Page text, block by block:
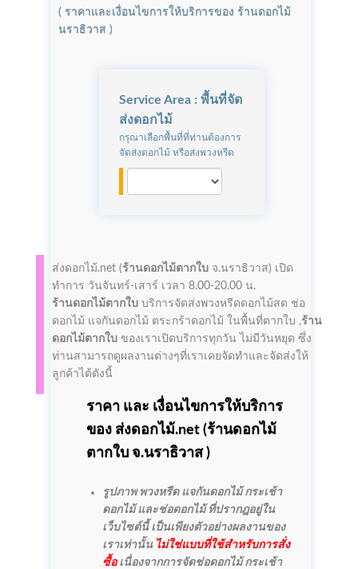
( ราคาและเงื่อนไขการให้บริการของ ร้านดอกไม้
นราธิวาส )
Service Area : พื้นที่จัด
ส่งดอกไม้
กรุณาเลือกพื้นที่ที่ท่านต้องการ
จัดส่งดอกไม้ หรือส่งพวงหรีด
ส่งดอกไม้.net (ร้านดอกไม้ตากใบจ.นราธิวาส) เปิด
ทำการ วันจันทร์-เสาร์ เวลา 8.00-20.00 น.
ร้านดอกไม้ตากใบบริการจัดส่งพวงหรีดดอกไม้สด ช่อ
ดอกไม้ แจกันดอกไม้ ตระกร้าดอกไม้ ในพื้นที่ตากใบ ,ร้าน
ดอกไม้ตากใบของเราเปิดบริการทุกวัน ไม่มีวันหยุด ซึ่ง
ท่านสามารถดูผลงานต่างๆที่เราเคยจัดทำและจัดส่งให้
ลูกค้าได้ดังนี้
ราคา และ เงื่อนไขการให้บริการ
ของ ส่งดอกไม้.net (ร้านดอกไม้
ตากใบ จ.นราธิวาส )
รูปภาพ พวงหรีด แจกันดอกไม้ กระเช้า
ดอกไม้ และช่อดอกไม้ ที่ปรากฎอยู่ใน
เว็บไซต์นี้ เป็นเพียงตัวอย่างผลงานของ
เราเท่านั้น ไม่ใช่แบบที่ใช้สำหรับการสั่ง
ซื้อเนื่องจากการจัดช่อดอกไม้ กระเช้า